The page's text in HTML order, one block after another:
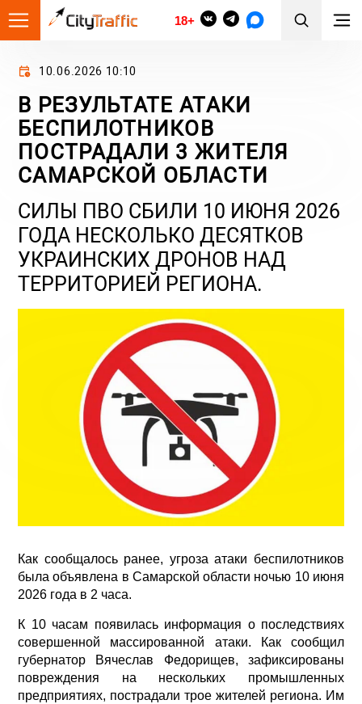
18+
10.06.2026 10:10
В РЕЗУЛЬТАТЕ АТАКИ
БЕСПИЛОТНИКОВ
ПОСТРАДАЛИ 3 ЖИТЕЛЯ
САМАРСКОЙ ОБЛАСТИ
СИЛЫ ПВО СБИЛИ 10 ИЮНЯ 2026
ГОДА НЕСКОЛЬКО ДЕСЯТКОВ
УКРАИНСКИХ ДРОНОВ НАД
ТЕРРИТОРИЕЙ РЕГИОНА.
Как сообщалось ранее, угроза атаки беспилотников
была объявлена в Самарской области ночью 10 июня
2026 года в 2 часа.
К 10 часам появилась информация о последствиях
совершенной массированной атаки. Как сообщил
губернатор Вячеслав Федорищев, зафиксированы
повреждения на нескольких промышленных
предприятиях, пострадали трое жителей региона. Им